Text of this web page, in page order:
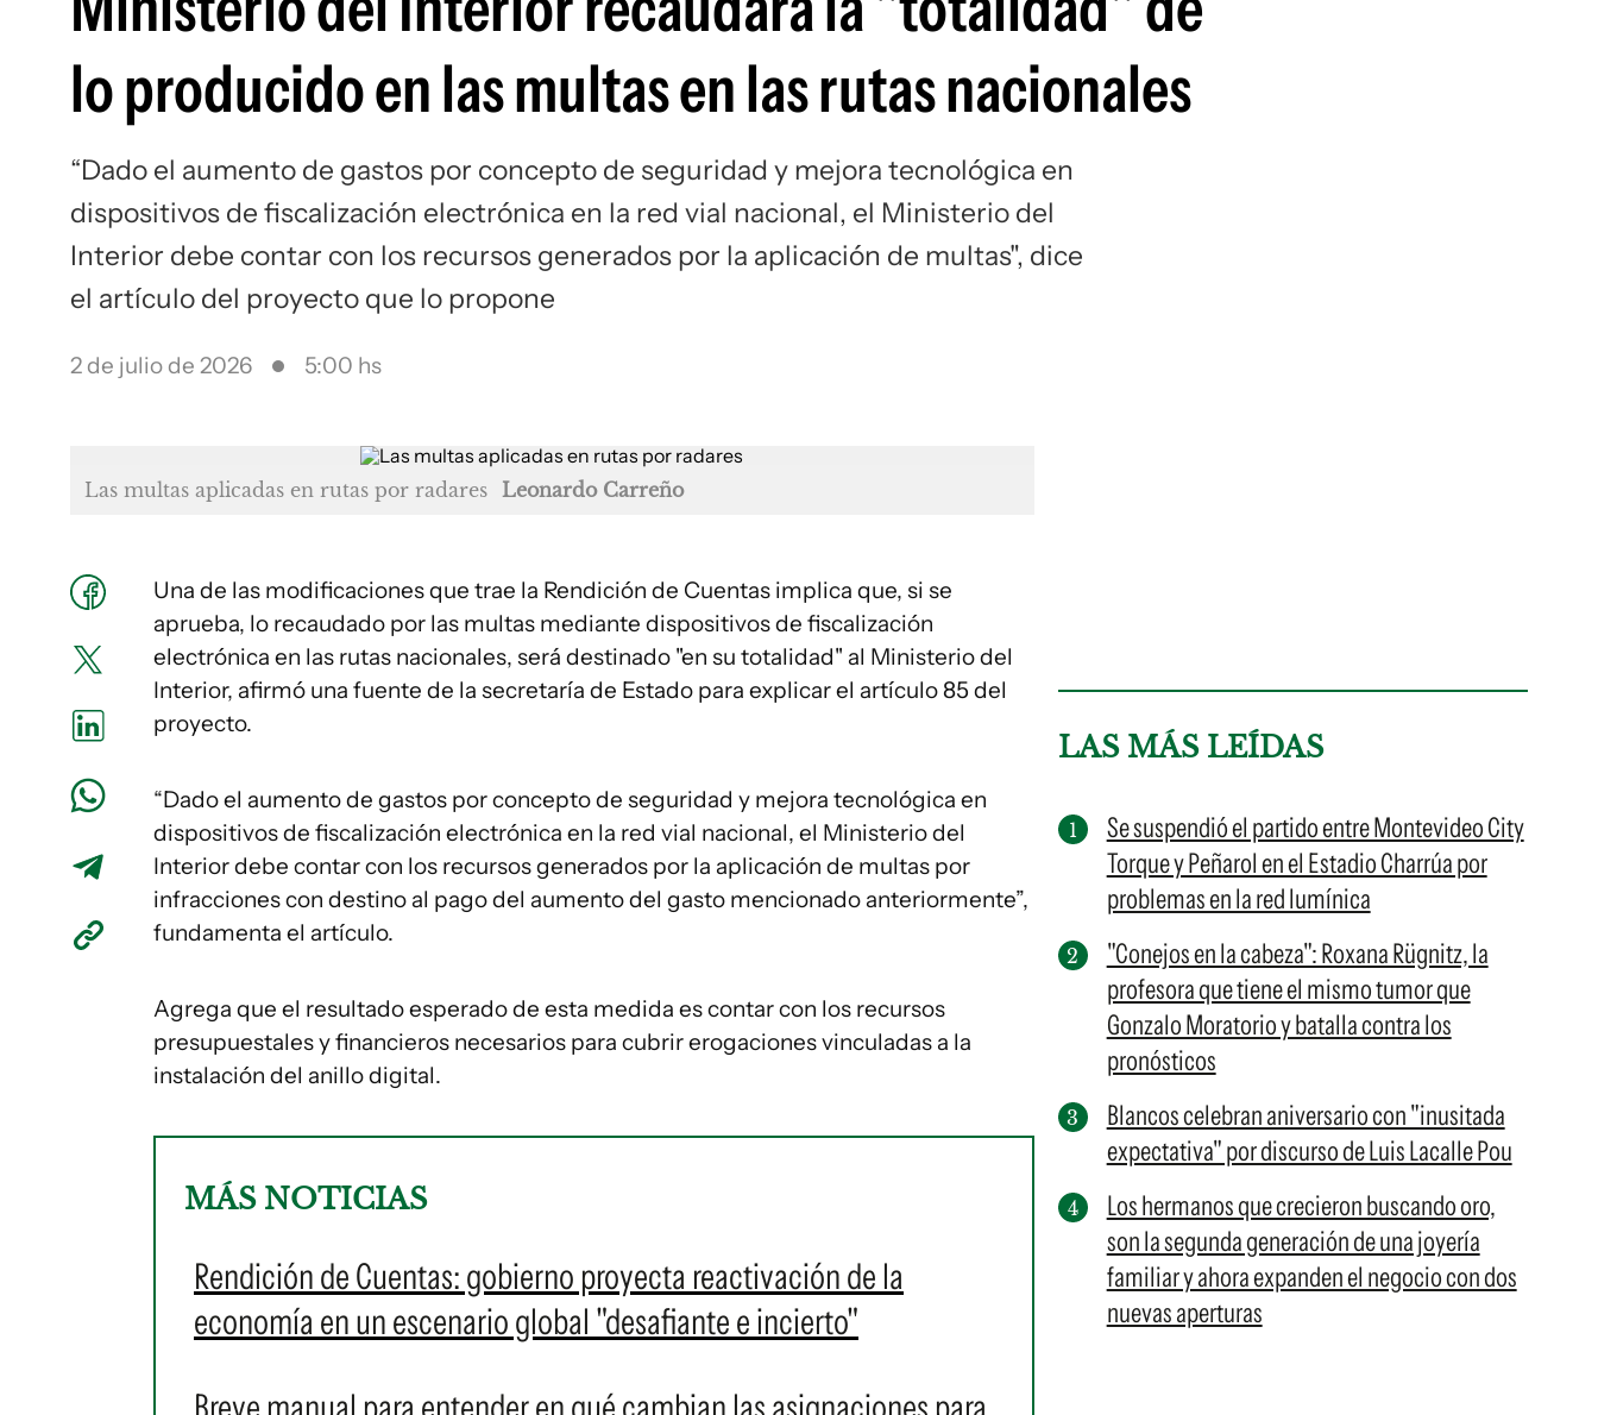
lo producido en las multas en las rutas nacionales
“Dado el aumento de gastos por concepto de seguridad y mejora tecnológica en
dispositivos de fiscalización electrónica en la red vial nacional, el Ministerio del
Interior debe contar con los recursos generados por la aplicación de multas", dice
el artículo del proyecto que lo propone
2 de julio de 2026 5:00 hs
Las multas aplicadas en rutas por radares Leonardo Carreño
Una de las modificaciones que trae la Rendición de Cuentas implica que, si se
aprueba, lo recaudado por las multas mediante dispositivos de fiscalización
electrónica en las rutas nacionales, será destinado "en su totalidad" al Ministerio del
Interior, afirmó una fuente de la secretaría de Estado para explicar el artículo 85 del
proyecto.
“Dado el aumento de gastos por concepto de seguridad y mejora tecnológica en
dispositivos de fiscalización electrónica en la red vial nacional, el Ministerio del
Interior debe contar con los recursos generados por la aplicación de multas por
infracciones con destino al pago del aumento del gasto mencionado anteriormente”,
fundamenta el artículo.
Agrega que el resultado esperado de esta medida es contar con los recursos
presupuestales y financieros necesarios para cubrir erogaciones vinculadas a la
instalación del anillo digital.
MÁS NOTICIAS
Rendición de Cuentas: gobierno proyecta reactivación de la
economía en un escenario global "desafiante e incierto"
LAS MÁS LEÍDAS
Se suspendió el partido entre Montevideo City
Torque y Peñarol en el Estadio Charrúa por
problemas en la red lumínica
"Conejos en la cabeza": Roxana Rügnitz, la
profesora que tiene el mismo tumor que
Gonzalo Moratorio y batalla contra los
pronósticos
Blancos celebran aniversario con "inusitada
expectativa" por discurso de Luis Lacalle Pou
Los hermanos que crecieron buscando oro,
son la segunda generación de una joyería
familiar y ahora expanden el negocio con dos
nuevas aperturas